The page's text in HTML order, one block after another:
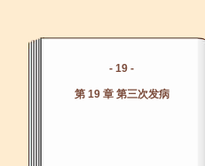
- 19 -
第 19 章 第三次发病